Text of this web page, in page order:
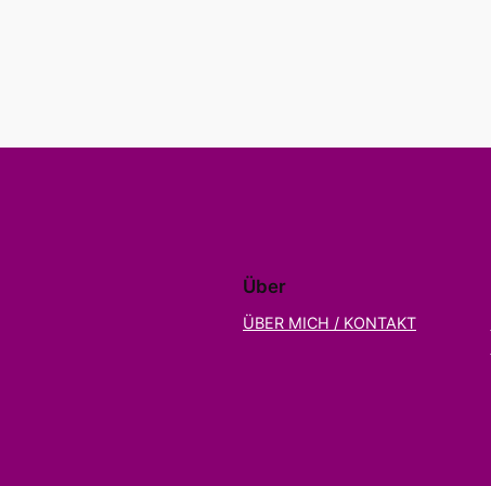
Über
ÜBER MICH / KONTAKT